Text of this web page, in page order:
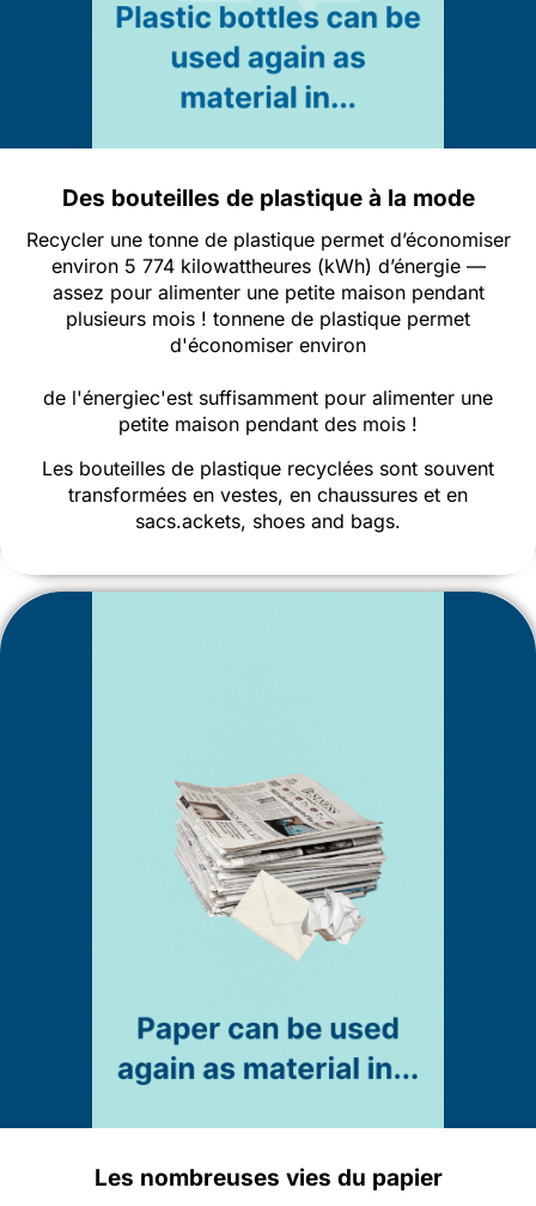
Des bouteilles de plastique à la mode
Recycler une tonne de plastique permet d’économiser
environ 5 774 kilowattheures (kWh) d’énergie —
assez pour alimenter une petite maison pendant
plusieurs mois ! tonnene de plastique permet
d'économiser environ
de l'énergiec'est suffisamment pour alimenter une
petite maison pendant des mois !
Les bouteilles de plastique recyclées sont souvent
transformées en vestes, en chaussures et en
sacs.ackets, shoes and bags.
Les nombreuses vies du papier